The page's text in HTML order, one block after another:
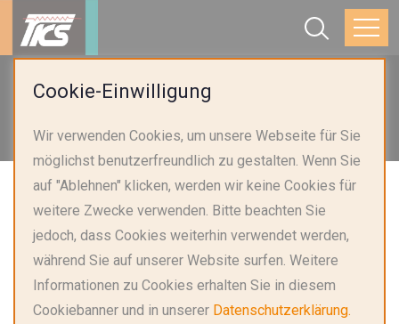
Intelligente Haushaltsgeräte und Beleuchtung
Backöfen und Induktionskochplatten
Cookie-Einwilligung
Wir verwenden Cookies, um unsere Webseite für Sie
möglichst benutzerfreundlich zu gestalten. Wenn Sie
auf "Ablehnen" klicken, werden wir keine Cookies für
weitere Zwecke verwenden. Bitte beachten Sie
jedoch, dass Cookies weiterhin verwendet werden,
während Sie auf unserer Website surfen. Weitere
Informationen zu Cookies erhalten Sie in diesem
Cookiebanner und in unserer Datenschutzerklärung.